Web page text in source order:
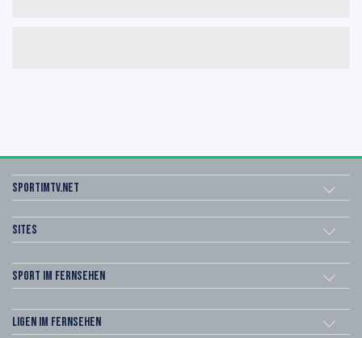
sportimtv.net
Sites
Sport im Fernsehen
Ligen im Fernsehen